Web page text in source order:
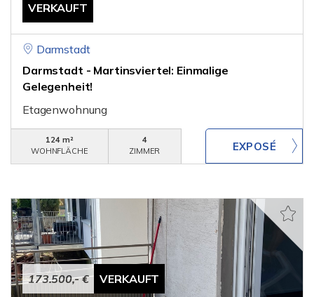
VERKAUFT
Darmstadt
Darmstadt - Martinsviertel: Einmalige
Gelegenheit!
Etagenwohnung
124 m²
WOHNFLÄCHE
4
ZIMMER
173.500,- € VERKAUFT